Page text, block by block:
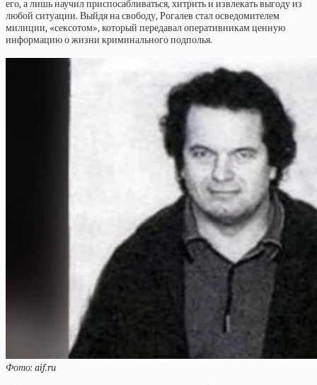
его, а лишь научил приспосабливаться, хитрить и извлекать выгоду из
любой ситуации. Выйдя на свободу, Рогалев стал осведомителем
милиции, «сексотом», который передавал оперативникам ценную
информацию о жизни криминального подполья.
Фото: aif.ru